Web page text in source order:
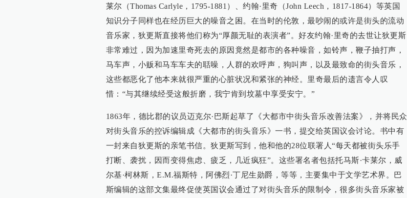
莱尔（Thomas Carlyle，1795-1881）、约翰·里奇（John Leech，1817-1864）等英国
知识分子同样也在经历巨大的噪音之困。在当时的伦敦，最吵闹的或许是街头的流动
音乐家，狄更斯直接将他们称为“厚颜无耻的表演者”。好友约翰·里奇的去世让狄更斯
非常难过，因为加速里奇死去的原因竟然是都市的各种噪音，如铃声，鞭子抽打声，
马车声，小贩和马车车夫的聒噪，人群的欢呼声，狗叫声，以及最致命的街头音乐，
这些都恶化了他本来就很严重的心脏状况和紧张的神经。里奇最后的遗言令人叹
惜：“与其继续经受这般折磨，我宁肯到坟墓中享受安宁。”
1863年，德比郡的议员迈克尔·巴斯起草了《大都市中街头音乐改善法案》，并将民众
对街头音乐的控诉编辑成《大都市的街头音乐》一书，提交给英国议会讨论。书中有
一封来自狄更斯的亲笔书信。狄更斯写到，他和他的28位联署人“每天都被街头乐手
打断、袭扰，因而变得焦虑、疲乏，几近疯狂”。这些署名者包括托马斯·卡莱尔，威
尔基·柯林斯，E.M.福斯特，阿佛烈·丁尼生勋爵，等等，主要集中于文学艺术界。巴
斯编辑的这部文集最终促使英国议会通过了对街头音乐的限制令，很多街头音乐家被